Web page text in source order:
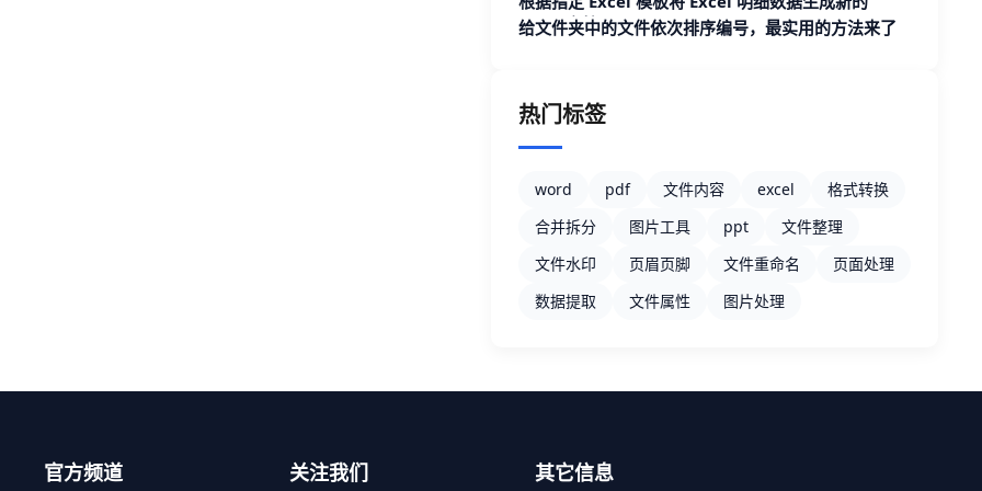
Excel 文档
给文件夹中的文件依次排序编号，最实用的方法来了
热门标签
word pdf 文件内容 excel
格式转换
合并拆分
图片工具 ppt
文件整理
文件水印
页眉页脚 文件重命名
页面处理
数据提取
文件属性 图片处理
官方频道 关注我们 其它信息